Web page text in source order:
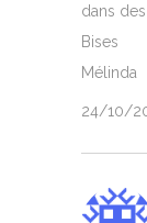
dans des
Bises
Mélinda
24/10/